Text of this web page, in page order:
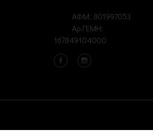
ΑΦΜ: 801997053
Αρ.ΓΕΜΗ:
167849104000